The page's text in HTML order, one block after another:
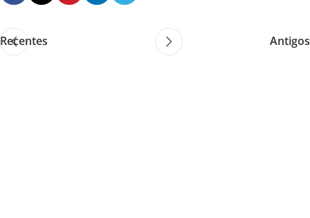
Recentes Antigos